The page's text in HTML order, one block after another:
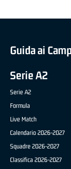
Guida ai
Serie A2
Serie A2
Formula
Live Match
Calendario 2026-2027
Squadre 2026-2027
Classifica 2026-2027